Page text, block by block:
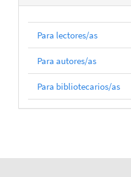
Para lectores/as
Para autores/as
Para bibliotecarios/as